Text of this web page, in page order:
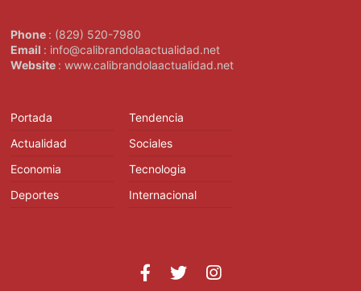
Phone : (829) 520-7980
Email : info@calibrandolaactualidad.net
Website : www.calibrandolaactualidad.net
Portada
Actualidad
Economia
Deportes
Tendencia
Sociales
Tecnologia
Internacional